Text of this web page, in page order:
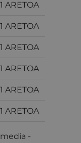
ARETOA
ARETOA
ARETOA
ARETOA
ARETOA
ARETOA
-